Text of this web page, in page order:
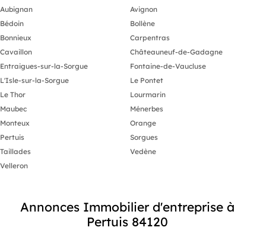
Aubignan
Avignon
Bédoin
Bollène
Bonnieux
Carpentras
Cavaillon
Châteauneuf-de-Gadagne
Entraigues-sur-la-Sorgue
Fontaine-de-Vaucluse
L'Isle-sur-la-Sorgue
Le Pontet
Le Thor
Lourmarin
Maubec
Ménerbes
Monteux
Orange
Pertuis
Sorgues
Taillades
Vedène
Velleron
Annonces Immobilier d'entreprise à
Pertuis 84120